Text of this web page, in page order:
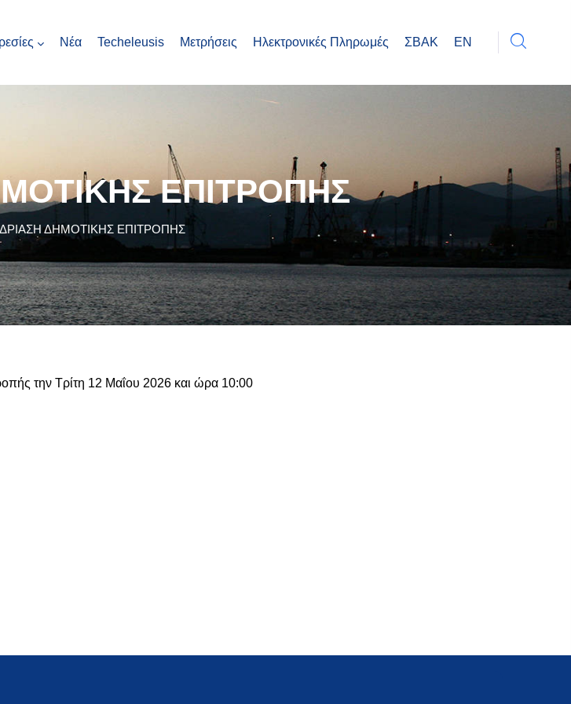
Νέα Techeleusis Μετρήσεις Ηλεκτρονικές Πληρωμές ΣΒΑΚ EN
ΕΠΙΤΡΟΠΗΣ
ΔΗΜΟΤΙΚΗΣ ΕΠΙΤΡΟΠΗΣ
την Τρίτη 12 Μαΐου 2026 και ώρα 10:00